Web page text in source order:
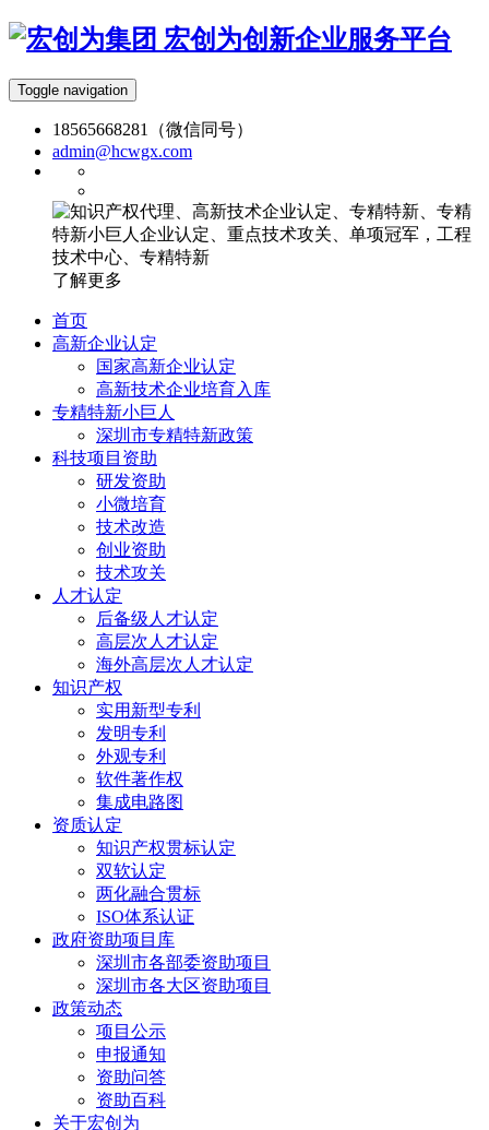
宏创为创新企业服务平台
Toggle navigation
18565668281（微信同号）
admin@hcwgx.com
了解更多
首页
高新企业认定
国家高新企业认定
高新技术企业培育入库
专精特新小巨人
深圳市专精特新政策
科技项目资助
研发资助
小微培育
技术改造
创业资助
技术攻关
人才认定
后备级人才认定
高层次人才认定
海外高层次人才认定
知识产权
实用新型专利
发明专利
外观专利
软件著作权
集成电路图
资质认定
知识产权贯标认定
双软认定
两化融合贯标
ISO体系认证
政府资助项目库
深圳市各部委资助项目
深圳市各大区资助项目
政策动态
项目公示
申报通知
资助问答
资助百科
关于宏创为